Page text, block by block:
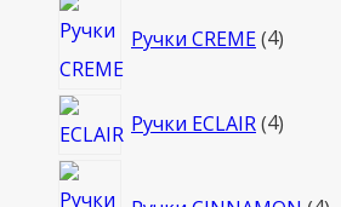
Ручки CREME 4товара
Ручки ECLAIR 44